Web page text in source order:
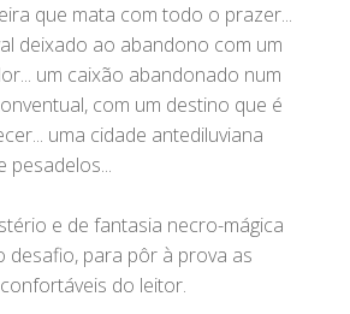
que mata com todo o prazer...
deixado ao abandono com um
um caixão abandonado num
com um destino que é
uma cidade antediluviana
pesadelos...
e de fantasia necro-mágica
desafio, para pôr à prova as
do leitor.